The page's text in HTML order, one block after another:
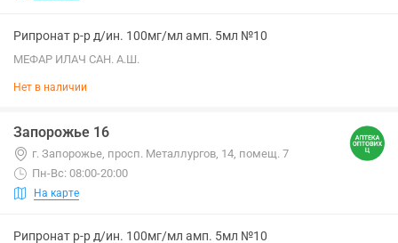
Рипронат р-р д/ин. 100мг/мл амп. 5мл №10
МЕФАР ИЛАЧ САН. А.Ш.
Нет в наличии
Запорожье 16
г. Запорожье, просп. Металлургов, 14, помещ. 7
Пн-Вс: 08:00-20:00
На карте
Рипронат р-р д/ин. 100мг/мл амп. 5мл №10